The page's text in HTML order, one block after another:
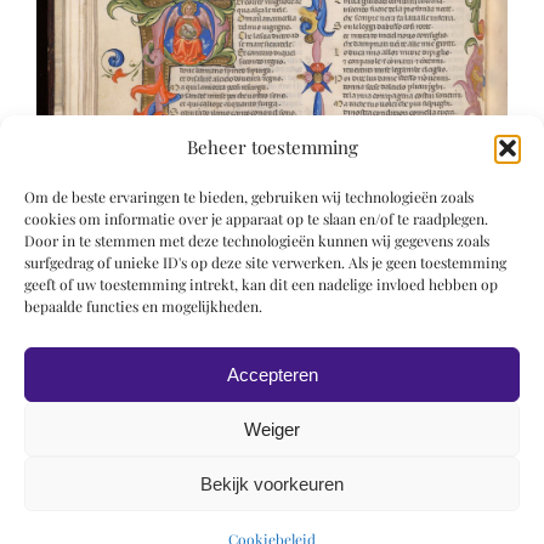
Beheer toestemming
Om de beste ervaringen te bieden, gebruiken wij technologieën zoals
cookies om informatie over je apparaat op te slaan en/of te raadplegen.
Door in te stemmen met deze technologieën kunnen wij gegevens zoals
surfgedrag of unieke ID's op deze site verwerken. Als je geen toestemming
geeft of uw toestemming intrekt, kan dit een nadelige invloed hebben op
bepaalde functies en mogelijkheden.
Accepteren
Weiger
Bekijk voorkeuren
Cookiebeleid
© 2019 Roel Wiechers | Powered by